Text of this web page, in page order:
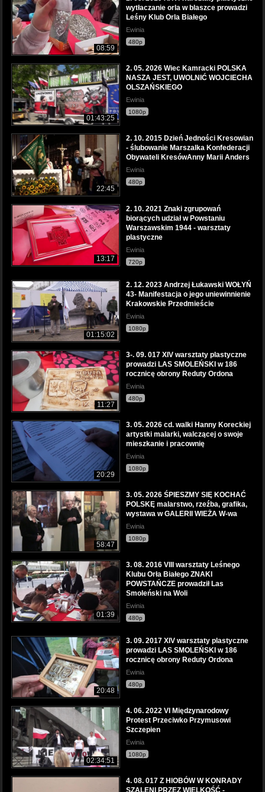
08:59
wytłaczanie orla w blaszce prowadzi
Leśny Klub Orla Białego
Ewinia
480p
01:43:25
2. 05. 2026 Wiec Kamracki POLSKA
NASZA JEST, UWOLNIĆ WOJCIECHA
OLSZAŃSKIEGO
Ewinia
1080p
22:45
2. 10. 2015 Dzień Jedności Kresowian
- ślubowanie Marszalka Konfederacji
Obywateli KresówAnny Marii Anders
Ewinia
480p
13:17
2. 10. 2021 Znaki zgrupowań
biorących udział w Powstaniu
Warszawskim 1944 - warsztaty
plastyczne
Ewinia
720p
01:15:02
2. 12. 2023 Andrzej Łukawski WOŁYŃ
43- Manifestacja o jego uniewinnienie
Krakowskie Przedmieście
Ewinia
1080p
11:27
3-. 09. 017 XIV warsztaty plastyczne
prowadzi LAS SMOLEŃSKI w 186
rocznicę obrony Reduty Ordona
Ewinia
480p
20:29
3. 05. 2026 cd. walki Hanny Koreckiej
artystki malarki, walczącej o swoje
mieszkanie i pracownię
Ewinia
1080p
58:47
3. 05. 2026 ŚPIESZMY SIĘ KOCHAĆ
POLSKĘ malarstwo, rzeźba, grafika,
wystawa w GALERII WIEŻA W-wa
Ewinia
1080p
01:39
3. 08. 2016 VIII warsztaty Leśnego
Klubu Orła Białego ZNAKI
POWSTAŃCZE prowadził Las
Smoleński na Woli
Ewinia
480p
20:48
3. 09. 2017 XIV warsztaty plastyczne
prowadzi LAS SMOLEŃSKI w 186
rocznicę obrony Reduty Ordona
Ewinia
480p
02:34:51
4. 06. 2022 VI Międzynarodowy
Protest Przeciwko Przymusowi
Szczepien
Ewinia
1080p
4. 08. 017 Z HIOBÓW W KONRADY